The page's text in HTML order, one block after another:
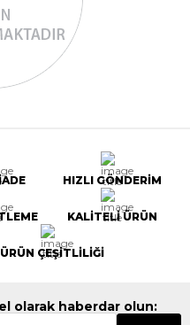
HIZLI GÖNDERİM
KALİTELİ ÜRÜN
ÜRÜN ÇEŞİTLİLİĞİ
olarak haberdar olun: